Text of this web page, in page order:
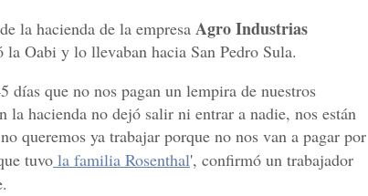
la hacienda de la empresa Agro Industrias
la Oabi y lo llevaban hacia San Pedro Sula.
días que no nos pagan un lempira de nuestros
la hacienda no dejó salir ni entrar a nadie, nos están
queremos ya trabajar porque no nos van a pagar por
tuvo la familia Rosenthal', confirmó un trabajador